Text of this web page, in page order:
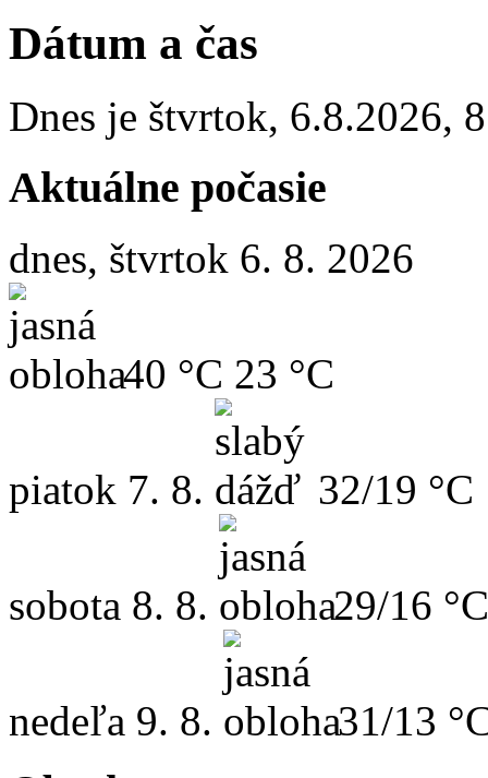
Dátum a čas
Dnes je štvrtok, 6.8.2026,
Aktuálne počasie
dnes, štvrtok 6. 8. 2026
40 °C 23 °C
piatok 7. 8. 32/19 °C
sobota 8. 8. 29/16 °C
nedeľa 9. 8. 31/13